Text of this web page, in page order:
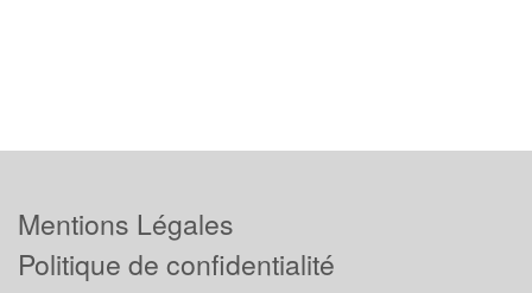
Mentions Légales
Politique de confidentialité